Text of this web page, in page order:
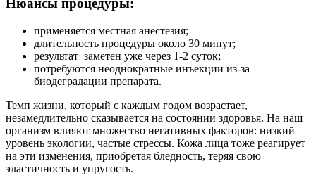
Нюансы процедуры:
применяется местная анестезия;
длительность процедуры около 30 минут;
результат заметен уже через 1-2 суток;
потребуются неоднократные инъекции из-за
биодеградации препарата.
Темп жизни, который с каждым годом возрастает,
незамедлительно сказывается на состоянии здоровья. На наш
организм влияют множество негативных факторов: низкий
уровень экологии, частые стрессы. Кожа лица тоже реагирует
на эти изменения, приобретая бледность, теряя свою
эластичность и упругость.